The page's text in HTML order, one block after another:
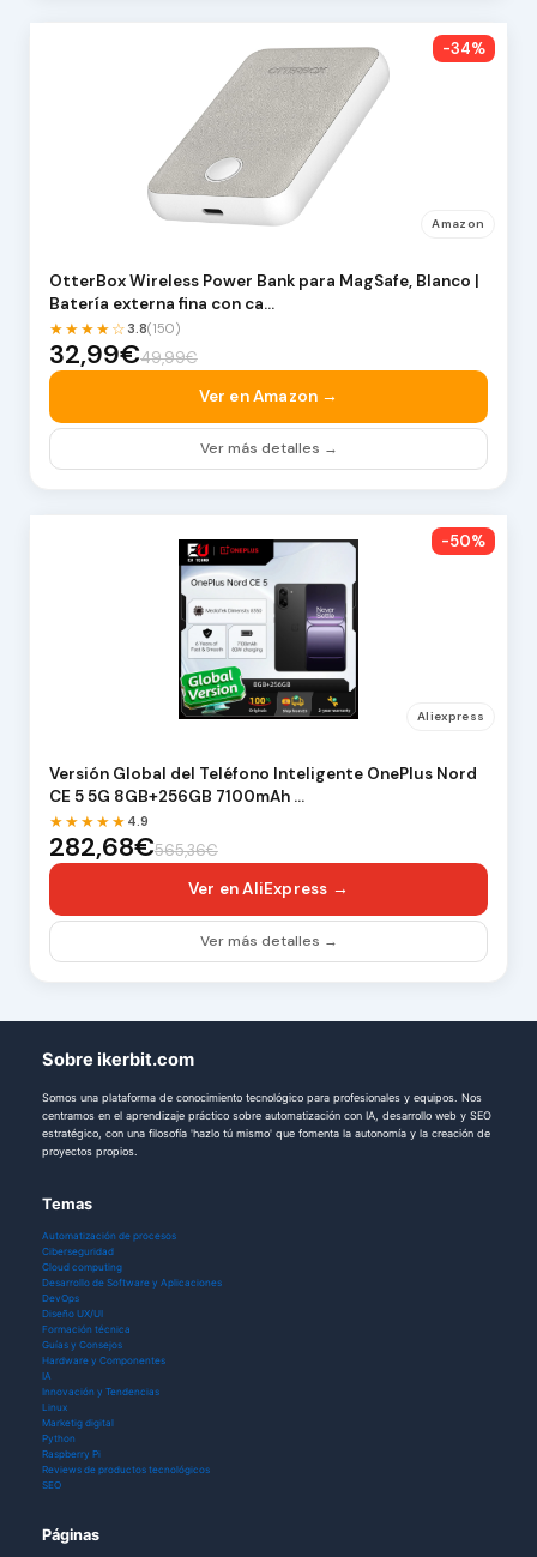
-34%
Amazon
OtterBox Wireless Power Bank para MagSafe, Blanco |
Batería externa fina con ca…
★★★★☆3.8(150)
32,99€49,99€
Ver en Amazon →
Ver más detalles →
-50%
Aliexpress
Versión Global del Teléfono Inteligente OnePlus Nord
CE 5 5G 8GB+256GB 7100mAh …
★★★★★ 4.9
282,68€565,36€
Ver en AliExpress →
Ver más detalles →
Sobre ikerbit.com
Somos una plataforma de conocimiento tecnológico para profesionales y equipos. Nos
centramos en el aprendizaje práctico sobre automatización con IA, desarrollo web y SEO
estratégico, con una filosofía 'hazlo tú mismo' que fomenta la autonomía y la creación de
proyectos propios.
Temas
Automatización de procesos
Ciberseguridad
Cloud computing
Desarrollo de Software y Aplicaciones
DevOps
Diseño UX/UI
Formación técnica
Guías y Consejos
Hardware y Componentes
IA
Innovación y Tendencias
Linux
Marketig digital
Python
Raspberry Pi
Reviews de productos tecnológicos
SEO
Páginas